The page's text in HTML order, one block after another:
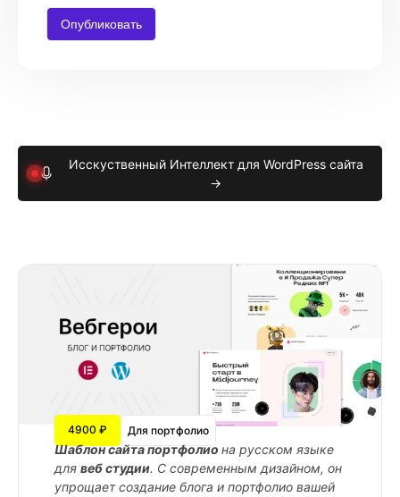
Исскуственный Интеллект для WordPress сайта
→
4900 ₽ Для портфолио
Шаблон сайта портфолио на русском языке
для веб студии. С современным дизайном, он
упрощает создание блога и портфолио вашей